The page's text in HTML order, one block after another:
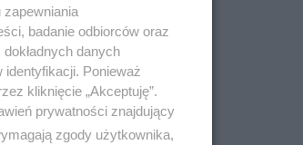
zapewniania
badanie odbiorców oraz
danych
Ponieważ
kliknięcie „Akceptuję”.
prywatności znajdujący
zgody użytkownika,